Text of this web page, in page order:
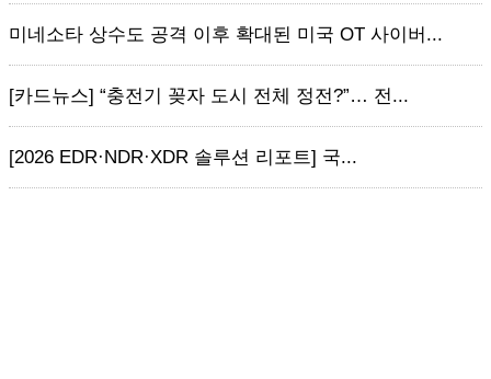
미네소타 상수도 공격 이후 확대된 미국 OT 사이버...
[카드뉴스] “충전기 꽂자 도시 전체 정전?”… 전...
[2026 EDR·NDR·XDR 솔루션 리포트] 국...